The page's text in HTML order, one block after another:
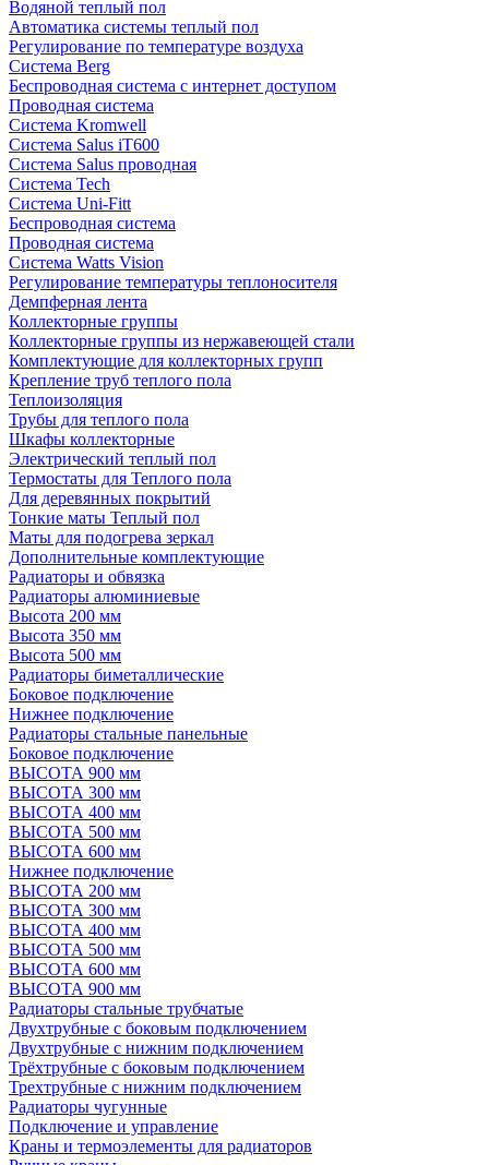
Водяной теплый пол
Автоматика системы теплый пол
Регулирование по температуре воздуха
Система Berg
Беспроводная система с интернет доступом
Проводная система
Система Kromwell
Система Salus iT600
Система Salus проводная
Система Tech
Система Uni-Fitt
Беспроводная система
Проводная система
Система Watts Vision
Регулирование температуры теплоносителя
Демпферная лента
Коллекторные группы
Коллекторные группы из нержавеющей стали
Комплектующие для коллекторных групп
Крепление труб теплого пола
Теплоизоляция
Трубы для теплого пола
Шкафы коллекторные
Электрический теплый пол
Термостаты для Теплого пола
Для деревянных покрытий
Тонкие маты Теплый пол
Маты для подогрева зеркал
Дополнительные комплектующие
Радиаторы и обвязка
Радиаторы алюминиевые
Высота 200 мм
Высота 350 мм
Высота 500 мм
Радиаторы биметаллические
Боковое подключение
Нижнее подключение
Радиаторы стальные панельные
Боковое подключение
ВЫСОТА 900 мм
ВЫСОТА 300 мм
ВЫСОТА 400 мм
ВЫСОТА 500 мм
ВЫСОТА 600 мм
Нижнее подключение
ВЫСОТА 200 мм
ВЫСОТА 300 мм
ВЫСОТА 400 мм
ВЫСОТА 500 мм
ВЫСОТА 600 мм
ВЫСОТА 900 мм
Радиаторы стальные трубчатые
Двухтрубные с боковым подключением
Двухтрубные с нижним подключением
Трёхтрубные с боковым подключением
Трехтрубные с нижним подключением
Радиаторы чугунные
Подключение и управление
Краны и термоэлементы для радиаторов